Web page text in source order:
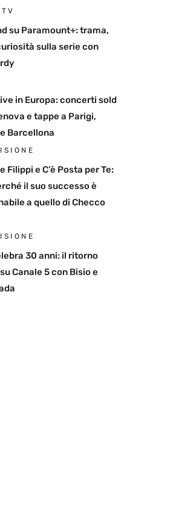
su Paramount+: trama,
sulla serie con
in Europa: concerti sold
e tappe a Parigi,
Barcellona
Filippi e C’è Posta per Te:
il suo successo è
a quello di Checco
30 anni: il ritorno
Canale 5 con Bisio e